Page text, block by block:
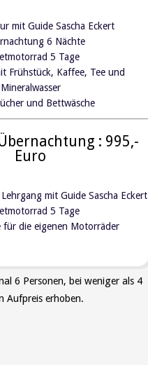
mit Guide Sascha Eckert
6 Nächte
5 Tage
Frühstück, Kaffee, Tee und
Mineralwasser
und Bettwäsche
: 995,-
Euro
mit Guide Sascha Eckert
5 Tage
für die eigenen Motorräder
6 Personen, bei weniger als 4
Aufpreis erhoben.